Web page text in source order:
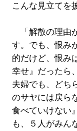
こんな見立てを
「解散の理由
す。でも、恨み
的だけど、恨み
幸せ』だったら
夫婦でも、どち
のサヤには戻ら
食べていけない
も、５人がみん